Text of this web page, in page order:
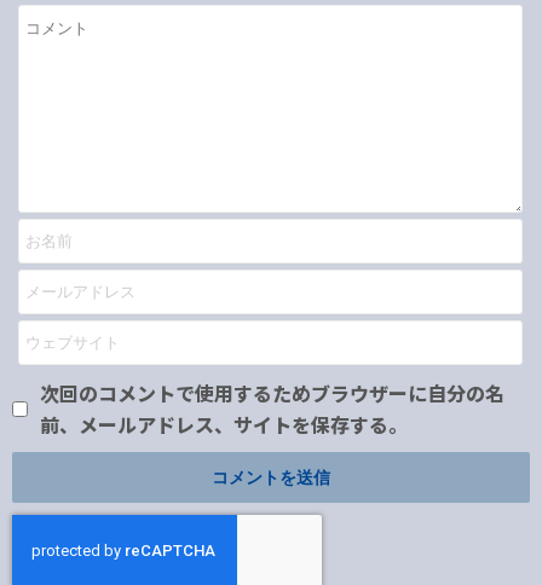
次回のコメントで使用するためブラウザーに自分の名
前、メールアドレス、サイトを保存する。